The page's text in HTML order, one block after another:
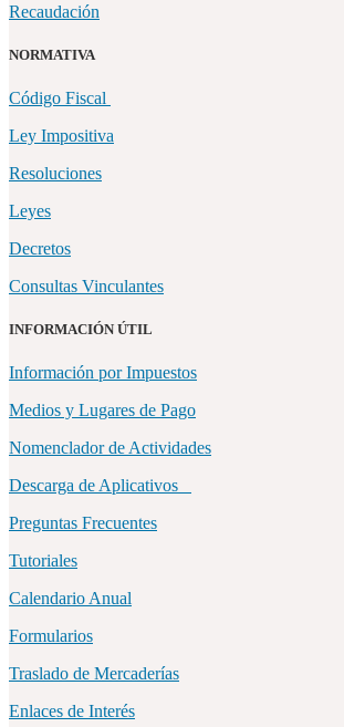
Recaudación
NORMATIVA
Código Fiscal
Ley Impositiva
Resoluciones
Leyes
Decretos
Consultas Vinculantes
INFORMACIÓN ÚTIL
Información por Impuestos
Medios y Lugares de Pago
Nomenclador de Actividades
Descarga de Aplicativos
Preguntas Frecuentes
Tutoriales
Calendario Anual
Formularios
Traslado de Mercaderías
Enlaces de Interés